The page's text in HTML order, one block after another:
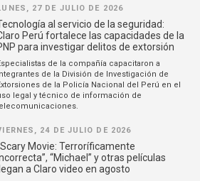
27 DE JULIO DE 2026
al servicio de la seguridad:
Perú fortalece las capacidades de la
para investigar delitos de extorsión
de la compañía capacitaron a
de la División de Investigación de
de la Policía Nacional del Perú en el
legal y técnico de información de
24 DE JULIO DE 2026
Movie: Terroríficamente
“Michael” y otras películas
llegan a Claro video en agosto